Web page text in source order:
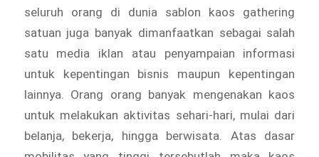
seluruh orang di dunia sablon kaos gathering
satuan juga banyak dimanfaatkan sebagai salah
satu media iklan atau penyampaian informasi
untuk kepentingan bisnis maupun kepentingan
lainnya. Orang orang banyak mengenakan kaos
untuk melakukan aktivitas sehari-hari, mulai dari
belanja, bekerja, hingga berwisata. Atas dasar